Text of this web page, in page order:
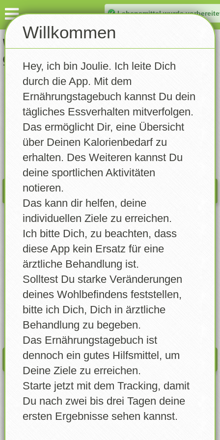
Dashboard
Gewicht notieren
Aktivität notieren
Tagebuch
Rezepte
Statistik
Trainingsplan
Erinnerungen
Lebensmittel erstellen
Eigene Lebensmittel
Errungenschaften
Login
Account freigeben
News
Profil
Info / Über
Welches Lebensmittel hast Du
gegessen?
09.08.2026
Kalorien: 0/0
WAS PASST NOCH REIN?
Lebensmittel wählen
#Shake
Menge
EINTRAGEN
Willkommen
Hey, ich bin Joulie. Ich leite Dich
durch die App. Mit dem
Ernährungstagebuch kannst Du dein
tägliches Essverhalten mitverfolgen.
Das ermöglicht Dir, eine Übersicht
über Deinen Kalorienbedarf zu
erhalten. Des Weiteren kannst Du
deine sportlichen Aktivitäten
notieren.
Das kann dir helfen, deine
individuellen Ziele zu erreichen.
Ich bitte Dich, zu beachten, dass
diese App kein Ersatz für eine
ärztliche Behandlung ist.
Solltest Du starke Veränderungen
deines Wohlbefindens feststellen,
bitte ich Dich, Dich in ärztliche
Behandlung zu begeben.
Das Ernährungstagebuch ist
dennoch ein gutes Hilfsmittel, um
Deine Ziele zu erreichen.
Starte jetzt mit dem Tracking, damit
Du nach zwei bis drei Tagen deine
ersten Ergebnisse sehen kannst.
Lebensmittel wurde